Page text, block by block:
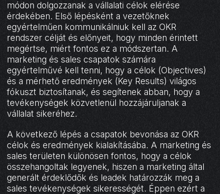
módon dolgozzanak a vállalati célok elérése
érdekében. Első lépésként a vezetőknek
egyértelműen kommunikálniuk kell az OKR
rendszer célját és előnyeit, hogy minden érintett
megértse, miért fontos ez a módszertan. A
marketing és sales csapatok számára
egyértelművé kell tenni, hogy a célok (Objectives)
és a mérhető eredmények (Key Results) világos
fókuszt biztosítanak, és segítenek abban, hogy a
tevékenységek közvetlenül hozzájáruljanak a
vállalat sikeréhez.
A következő lépés a csapatok bevonása az OKR
célok és eredmények kialakításába. A marketing és
sales területen különösen fontos, hogy a célok
összehangoltak legyenek, hiszen a marketing által
generált érdeklődők és leadek határozzák meg a
sales tevékenységek sikerességét. Éppen ezért a